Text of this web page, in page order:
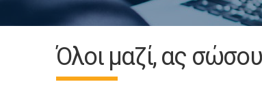
Όλοι μαζί, ας